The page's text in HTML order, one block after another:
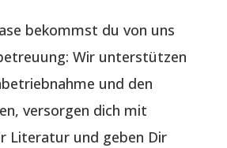
bekommst du von uns
Wir unterstützen
und den
versorgen dich mit
Literatur und geben Dir